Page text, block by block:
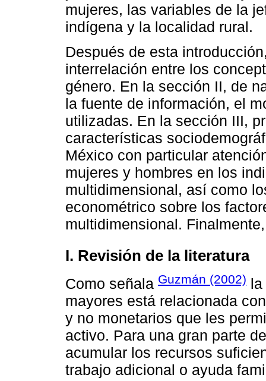
mujeres, las variables de la
indígena y la localidad rural.
Después de esta
interrelación entre los
género. En la sección II, de
la fuente de información, el
utilizadas. En la sección III,
características
México con particular
mujeres y hombres en los
multidimensional, así como
econométrico sobre los
multidimensional.
I. Revisión de la literatura
Como señala Guzmán (2002) la
mayores está relacionada
y no monetarios que les
activo. Para una gran parte
acumular los recursos
trabajo adicional o ayuda